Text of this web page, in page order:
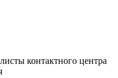
контактного центра